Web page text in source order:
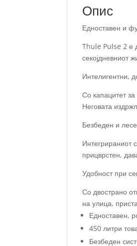
Опис
Едноставен и
Thule Pulse 2 е
секојдневниот
Интелигентни,
Со капацитет
Неговата
Безбеден и
Интегрираниот
прицврстен,
Удобност при
Со двострано
на улица,
Едноставен,
450 литри
Безбеден